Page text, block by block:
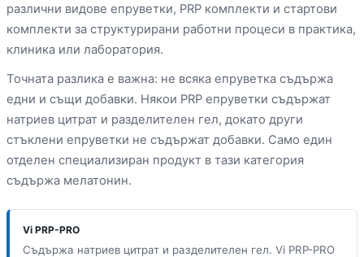
различни видове епруветки, PRP комплекти и стартови
комплекти за структурирани работни процеси в практика,
клиника или лаборатория.
Точната разлика е важна: не всяка епруветка съдържа
едни и същи добавки. Някои PRP епруветки съдържат
натриев цитрат и разделителен гел, докато други
стъклени епруветки не съдържат добавки. Само един
отделен специализиран продукт в тази категория
съдържа мелатонин.
Vi PRP-PRO
Съдържа натриев цитрат и разделителен гел. Vi PRP-PRO